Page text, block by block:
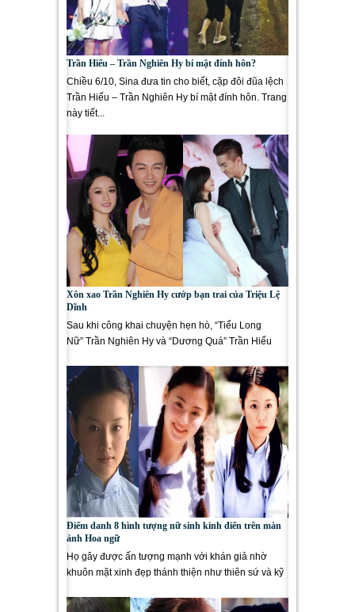
Trần Hiểu – Trần Nghiên Hy bí mật đính hôn?
Chiều 6/10, Sina đưa tin cho biết, cặp đôi đũa lệch
Trần Hiểu – Trần Nghiên Hy bí mật đính hôn. Trang
này tiết...
Xôn xao Trần Nghiên Hy cướp bạn trai của Triệu Lệ
Dĩnh
Sau khi công khai chuyện hẹn hò, “Tiểu Long
Nữ” Trần Nghiên Hy và “Dương Quá” Trần Hiểu
Điểm danh 8 hình tượng nữ sinh kinh điển trên màn
ảnh Hoa ngữ
Họ gây được ấn tượng mạnh với khán giả nhờ
khuôn mặt xinh đẹp thánh thiện như thiên sứ và kỹ